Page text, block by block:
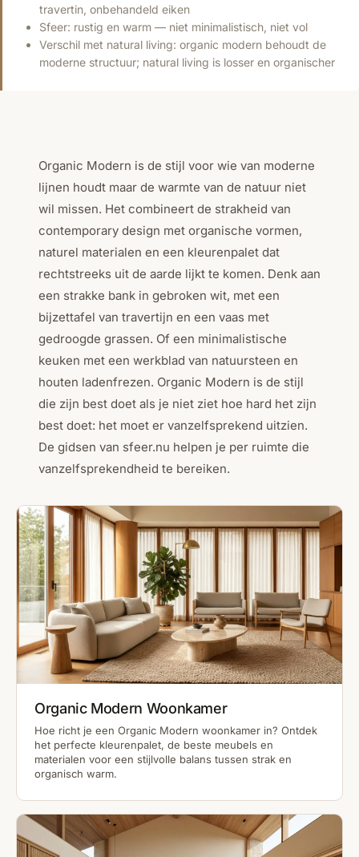
travertin, onbehandeld eiken
Sfeer: rustig en warm — niet minimalistisch, niet vol
Verschil met natural living: organic modern behoudt de
moderne structuur; natural living is losser en organischer
Organic Modern is de stijl voor wie van moderne
lijnen houdt maar de warmte van de natuur niet
wil missen. Het combineert de strakheid van
contemporary design met organische vormen,
naturel materialen en een kleurenpalet dat
rechtstreeks uit de aarde lijkt te komen. Denk aan
een strakke bank in gebroken wit, met een
bijzettafel van travertijn en een vaas met
gedroogde grassen. Of een minimalistische
keuken met een werkblad van natuursteen en
houten ladenfrezen. Organic Modern is de stijl
die zijn best doet als je niet ziet hoe hard het zijn
best doet: het moet er vanzelfsprekend uitzien.
De gidsen van sfeer.nu helpen je per ruimte die
vanzelfsprekendheid te bereiken.
Organic Modern Woonkamer
Hoe richt je een Organic Modern woonkamer in? Ontdek
het perfecte kleurenpalet, de beste meubels en
materialen voor een stijlvolle balans tussen strak en
organisch warm.